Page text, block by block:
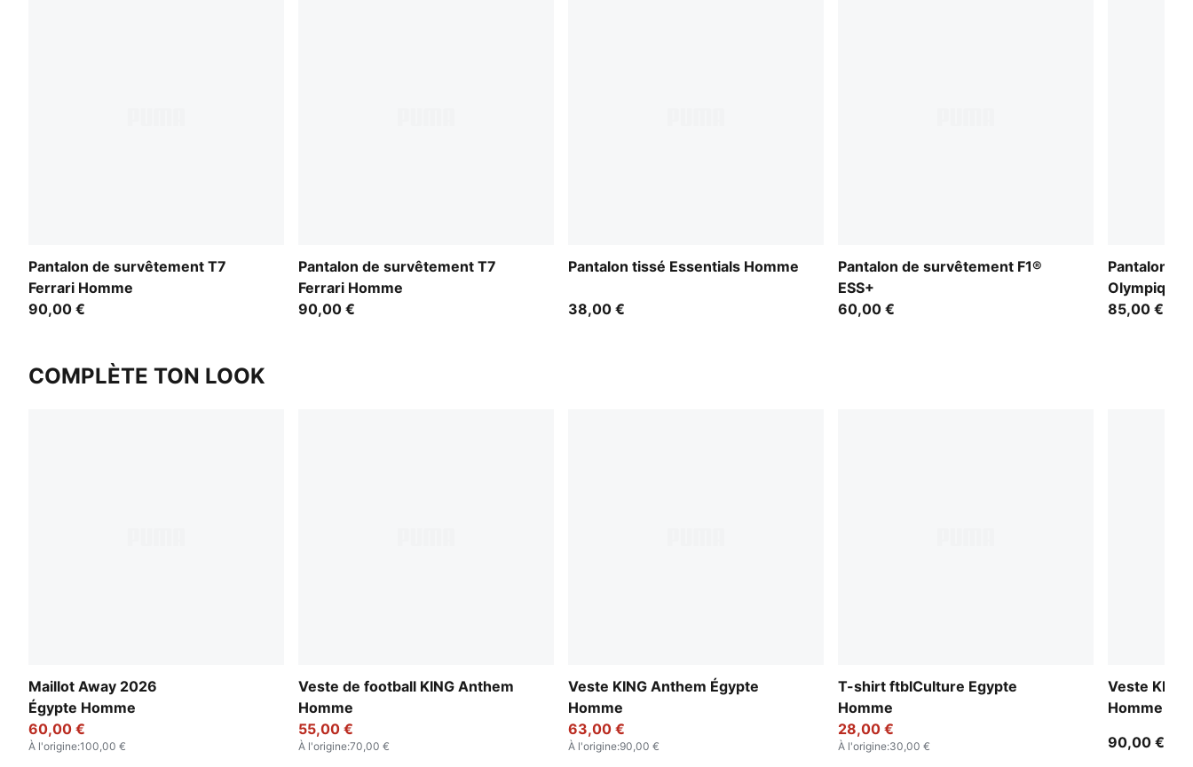
Pantalon de survêtement T7
Ferrari Homme
90,00 €
Pantalon de survêtement T7
Ferrari Homme
90,00 €
Pantalon tissé Essentials Homme
38,00 €
Pantalon de survêtement F1®
ESS+
60,00 €
Pantalon
Olympique
85,00 €
COMPLÈTE TON LOOK
Maillot Away 2026
Égypte Homme
60,00 €
À l'origine:100,00 €
Veste de football KING Anthem
Homme
55,00 €
À l'origine:70,00 €
Veste KING Anthem Égypte
Homme
63,00 €
À l'origine:90,00 €
T-shirt ftblCulture Egypte
Homme
28,00 €
À l'origine:30,00 €
Veste
Homme
90,00 €